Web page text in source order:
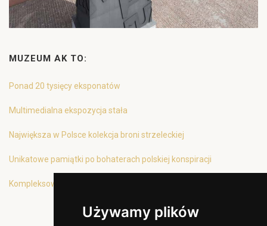
Używamy plików
MUZEUM AK TO:
Ponad 20 tysięcy eksponatów
Multimedialna ekspozycja stała
Największa w Polsce kolekcja broni strzeleckiej
Unikatowe pamiątki po bohaterach polskiej konspiracji
Kompleksowa oferta edukacyjna